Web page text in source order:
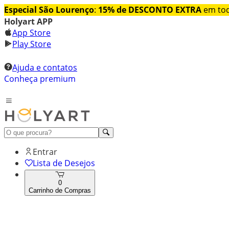
Especial São Lourenço: 15% de DESCONTO EXTRA em
Holyart APP
App Store
Play Store
Ajuda e contatos
Conheça premium
Entrar
Lista de Desejos
0
Carrinho de Compras